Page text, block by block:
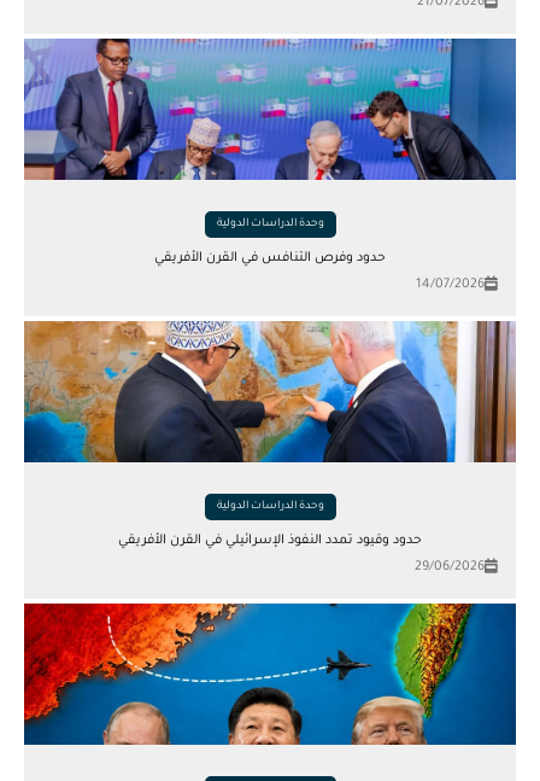
21/07/2026
وحدة الدراسات الدولية
حدود وفرص التنافس في القرن الأفريقي
14/07/2026
وحدة الدراسات الدولية
حدود وقيود تمدد النفوذ الإسرائيلي في القرن الأفريقي
29/06/2026